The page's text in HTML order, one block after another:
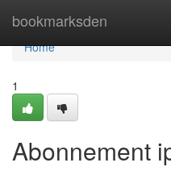
bookmarksden
Home
Home
1
Abonnement